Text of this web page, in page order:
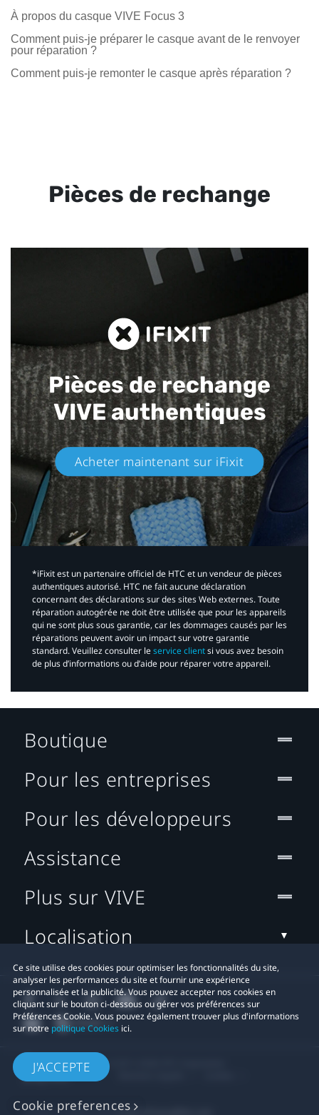
À propos du casque VIVE Focus 3
Comment puis-je préparer le casque avant de le renvoyer
pour réparation ?
Comment puis-je remonter le casque après réparation ?
Pièces de rechange
Pièces de rechange
VIVE authentiques​
Acheter maintenant sur iFixit​
*iFixit est un partenaire officiel de HTC et un vendeur de pièces
authentiques autorisé. HTC ne fait aucune déclaration
concernant des déclarations sur des sites Web externes. Toute
réparation autogérée ne doit être utilisée que pour les appareils
qui ne sont plus sous garantie, car les dommages causés par les
réparations peuvent avoir un impact sur votre garantie
standard. Veuillez consulter leservice clientsi vous avez besoin
de plus d’informations ou d’aide pour réparer votre appareil.​
Ce site utilise des cookies pour optimiser les fonctionnalités du site,
analyser les performances du site et fournir une expérience
personnalisée et la publicité. Vous pouvez accepter nos cookies en
cliquant sur le bouton ci-dessous ou gérer vos préférences sur
Préférences Cookie. Vous pouvez également trouver plus d'informations
sur notre politique Cookies ici.
J'ACCEPTE
Cookie preferences
Boutique
Pour les entreprises
Pour les développeurs
Assistance
Plus sur VIVE
Localisation
© 2011-2026 HTC Corporation
Contact confidentialité:Global-Privacy@htc.com